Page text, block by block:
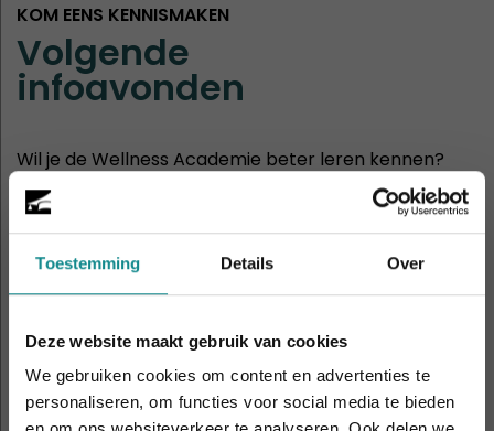
Toestemming Details Over
Deze website maakt gebruik van cookies
We gebruiken cookies om content en advertenties te
personaliseren, om functies voor social media te bieden
KOM EENS KENNISMAKEN
Volgende
infoavonden
Wil je de Wellness Academie beter leren kennen?
Dan ben je van harte welkom op onze infoavonden
of opendagen.
30
aug
Hasselt
11:00 - 14:00
2
sep
Rotterdam
19:00 - 21:00